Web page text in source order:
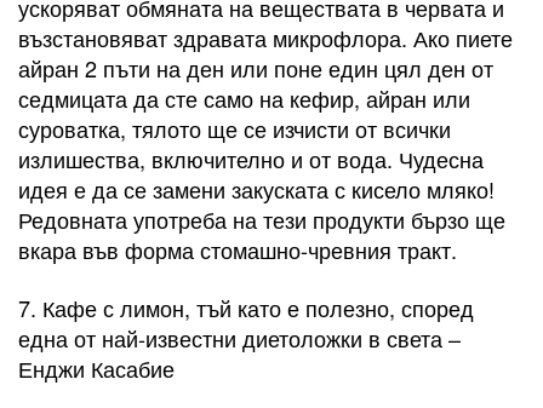
ускоряват обмяната на веществата в червата и
възстановяват здравата микрофлора. Ако пиете
айран 2 пъти на ден или поне един цял ден от
седмицата да сте само на кефир, айран или
суроватка, тялото ще се изчисти от всички
излишества, включително и от вода. Чудесна
идея е да се замени закуската с кисело мляко!
Редовната употреба на тези продукти бързо ще
вкара във форма стомашно-чревния тракт.
7. Кафе с лимон, тъй като е полезно, според
една от най-известни диетоложки в света –
Енджи Касабие